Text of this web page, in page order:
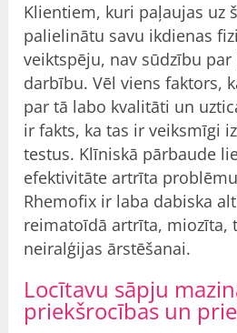
Klientiem, kuri paļaujas uz
palielinātu savu ikdienas
veiktspēju, nav sūdzību par
darbību. Vēl viens faktors,
par tā labo kvalitāti un
ir fakts, ka tas ir veiksmīgi
testus. Klīniskā pārbaude
efektivitāte artrīta
Rhemofix ir laba dabiska
reimatoīdā artrīta, miozīta,
neiralģijas ārstēšanai.
Locītavu sāpju
priekšrocības un